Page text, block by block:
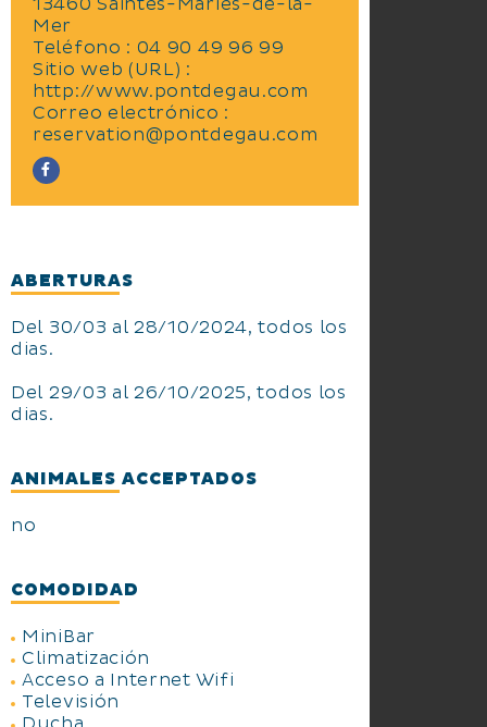
13460 Saintes-Maries-de-la-
Mer
Teléfono : 04 90 49 96 99
Sitio web (URL) :
http://www.pontdegau.com
Correo electrónico :
reservation@pontdegau.com
ABERTURAS
Del 30/03 al 28/10/2024, todos los
dias.
Del 29/03 al 26/10/2025, todos los
dias.
ANIMALES ACCEPTADOS
no
COMODIDAD
MiniBar
Climatización
Acceso a Internet Wifi
Televisión